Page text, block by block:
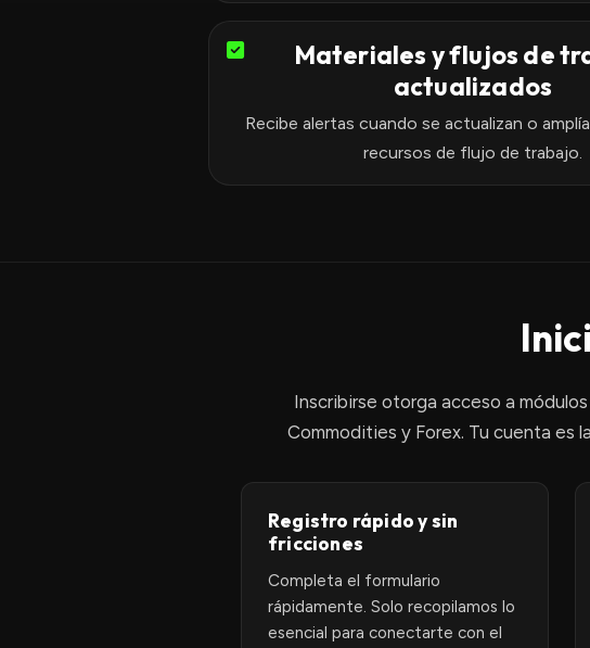
Materiales y flujos de
actualizados
Recibe alertas cuando se actualizan o
recursos de flujo de trabajo.
Inscribirse otorga acceso a
Commodities y Forex. Tu cuenta es
Registro rápido y sin
fricciones
Completa el formulario
rápidamente. Solo recopilamos lo
esencial para conectarte con el